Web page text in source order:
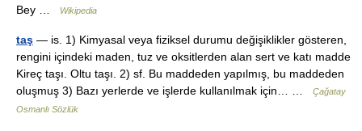
Bey …
Wikipedia
taş — is. 1) Kimyasal veya fiziksel durumu değişiklikler gösteren,
rengini içindeki maden, tuz ve oksitlerden alan sert ve katı madde
Kireç taşı. Oltu taşı. 2) sf. Bu maddeden yapılmış, bu maddeden
oluşmuş 3) Bazı yerlerde ve işlerde kullanılmak için… …
Çağatay
Osmanlı Sözlük